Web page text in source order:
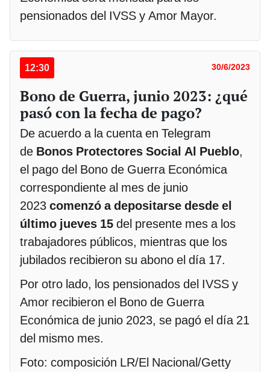
pensionados del IVSS y Amor Mayor.
12:30 30/6/2023
Bono de Guerra, junio 2023: ¿qué
pasó con la fecha de pago?
De acuerdo a la cuenta en Telegram
de Bonos Protectores Social Al Pueblo,
el pago del Bono de Guerra Económica
correspondiente al mes de junio
2023 comenzó a depositarse desde el
último jueves 15 del presente mes a los
trabajadores públicos, mientras que los
jubilados recibieron su abono el día 17.
Por otro lado, los pensionados del IVSS y
Amor recibieron el Bono de Guerra
Económica de junio 2023, se pagó el día 21
del mismo mes.
Foto: composición LR/El Nacional/Getty